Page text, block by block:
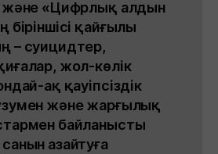
және «Цифрлық алдын
қайғылы
– суицидтер,
жол-көлік
ақ қауіпсіздік
және жарғылық
байланысты
азайтуға